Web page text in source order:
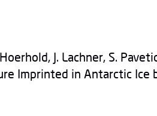
J. Lachner, S.
Imprinted in Antarctic Ice